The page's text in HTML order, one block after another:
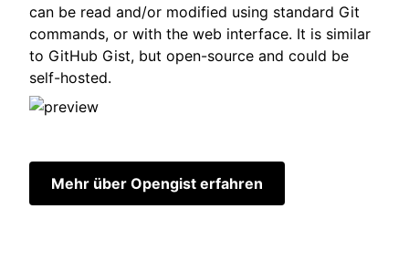
can be read and/or modified using standard Git
commands, or with the web interface. It is similar
to GitHub Gist, but open-source and could be
self-hosted.
Mehr über Opengist erfahren